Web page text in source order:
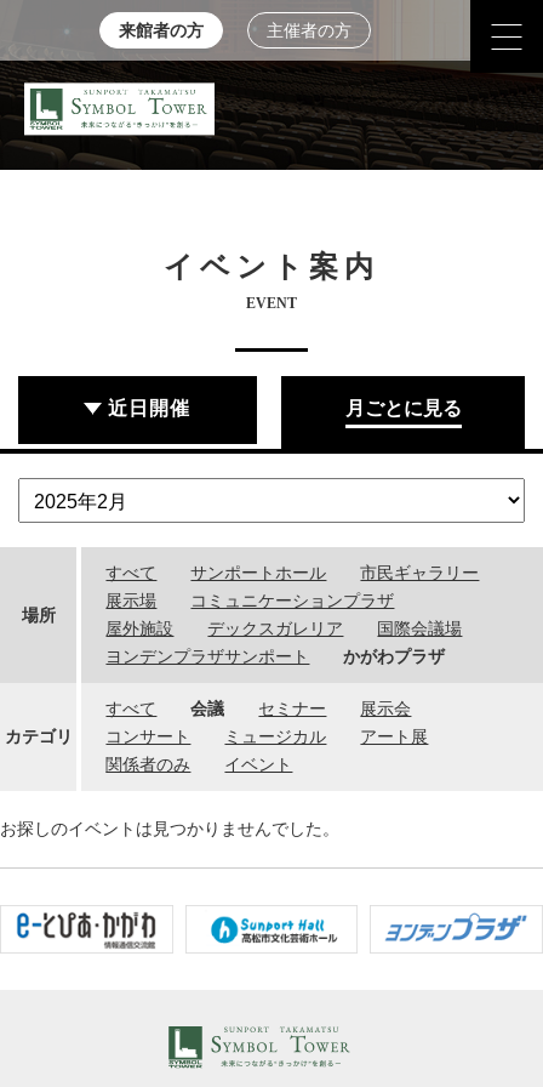
来館者の方 主催者の方
イベント案内
EVENT
近日開催 月ごとに見る
場所
すべて サンポートホール
市民ギャラリー
展示場
コミュニケーションプラザ
屋外施設
デックスガレリア
国際会議場
ヨンデンプラザサンポート
かがわプラザ
カテゴリ
すべて 会議 セミナー
展示会
コンサート
ミュージカル
アート展
関係者のみ
イベント
お探しのイベントは見つかりませんでした。